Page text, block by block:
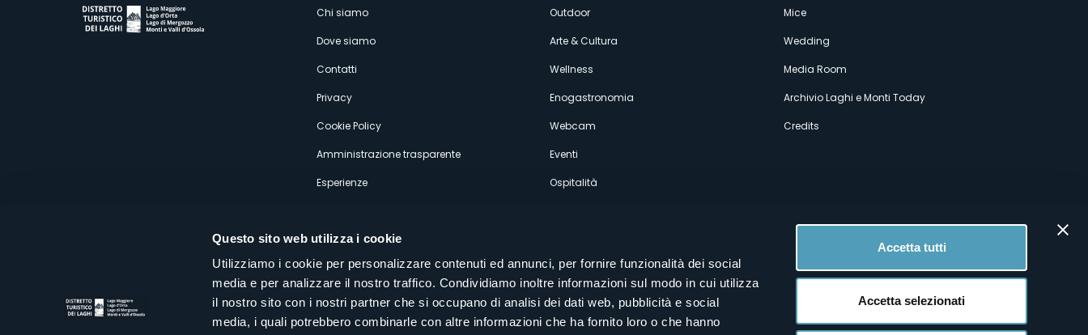
Questo sito web utilizza i cookie
Utilizziamo i cookie per personalizzare contenuti ed annunci, per fornire funzionalità dei social
media e per analizzare il nostro traffico. Condividiamo inoltre informazioni sul modo in cui utilizza
il nostro sito con i nostri partner che si occupano di analisi dei dati web, pubblicità e social
media, i quali potrebbero combinarle con altre informazioni che ha fornito loro o che hanno
Accetta tutti
Accetta selezionati
Menù
secondario
Chi siamo
Dove siamo
Contatti
Privacy
Cookie Policy
Amministrazione trasparente
Esperienze
Outdoor
Arte & Cultura
Wellness
Enogastronomia
Webcam
Eventi
Ospitalità
Mice
Wedding
Media Room
Archivio Laghi e Monti Today
Credits
Distretto Turistico dei Laghi Scrl
Sede legale e operativa: Corso Italia 26 - 28838 Stresa VB - Italy
Seguici sui nostri canali social